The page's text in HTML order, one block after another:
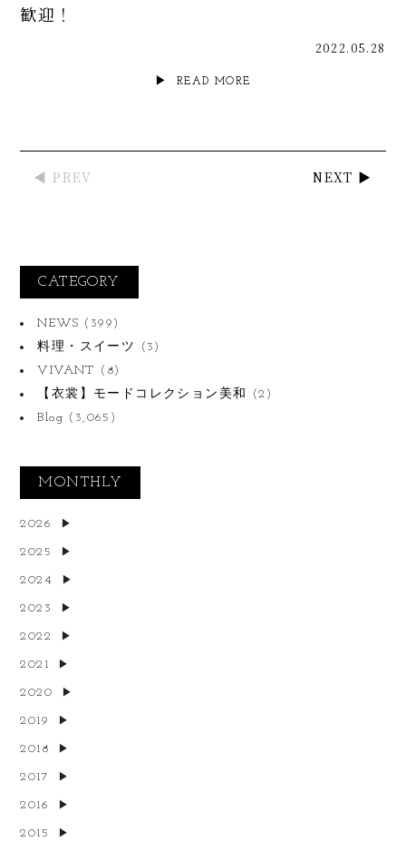
歓迎！
2022.05.28
READ MORE
◀ PREV NEXT ▶
CATEGORY
NEWS (399)
料理・スイーツ
(3)
VIVANT (8)
【衣裳】モードコレクション美和
(2)
Blog (3,065)
MONTHLY
2026
2025
2024
2023
2022
2021
2020
2019
2018
2017
2016
2015